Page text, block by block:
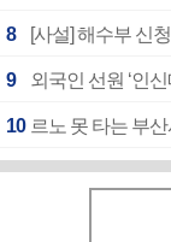
8 [사설] 해수부 신
9 외국인 선원 ‘인
10 르노 못 타는 부